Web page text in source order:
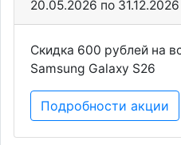
20.05.2026 по 31.12.2026
Скидка 600 рублей на
Samsung Galaxy S26
Подробности акции